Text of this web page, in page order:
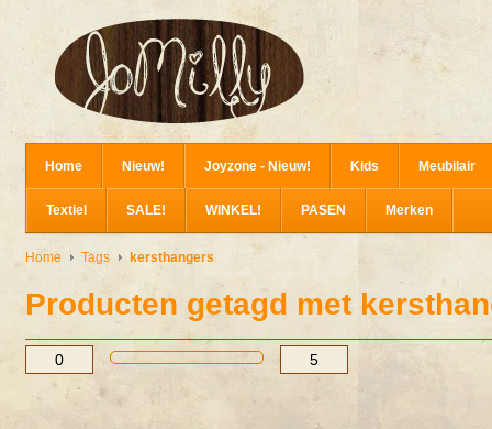
Home Nieuw! Joyzone - Nieuw! Kids Meubilair
Textiel SALE! WINKEL! PASEN Merken
Home Tags kersthangers
Producten getagd met